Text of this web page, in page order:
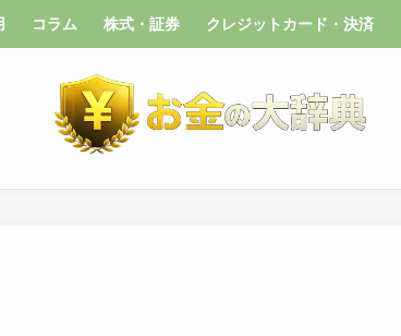
コラム 株式・証券 クレジットカード・決済